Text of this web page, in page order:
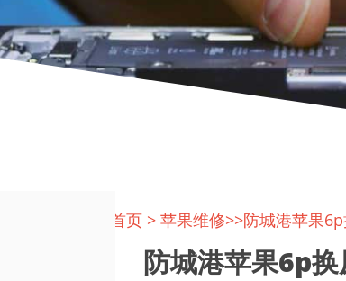
首页 > 苹果维修>>防城港苹果
防城港苹果6p